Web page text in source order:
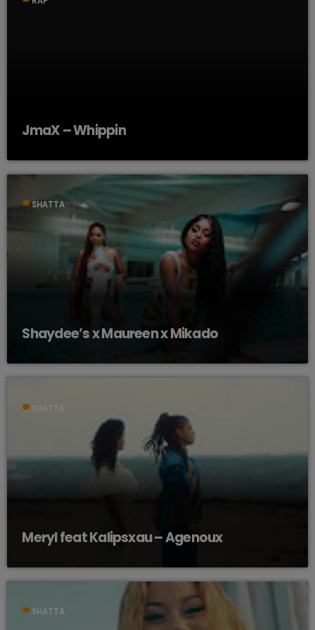
JmaX – Whippin
labelSHATTA
Shaydee’s x Maureen x Mikado
label SHATTA
Meryl feat Kalipsxau – Agenoux
label SHATTA